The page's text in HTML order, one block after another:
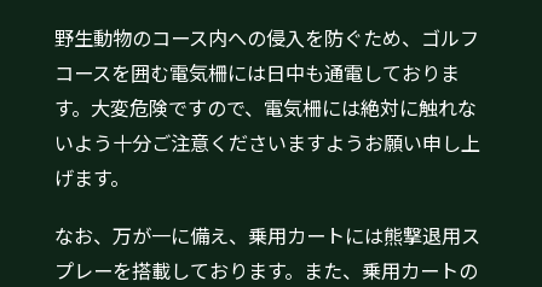
野生動物のコース内への侵入を防ぐため、ゴルフ
コースを囲む電気柵には日中も通電しておりま
す。大変危険ですので、電気柵には絶対に触れな
いよう十分ご注意くださいますようお願い申し上
げます。
なお、万が一に備え、乗用カートには熊撃退用ス
プレーを搭載しております。また、乗用カートの